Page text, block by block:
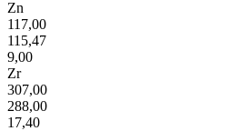
Zn
117,00
115,47
9,00
Zr
307,00
288,00
17,40